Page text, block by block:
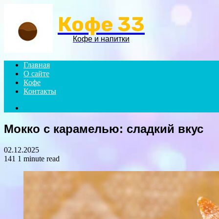
Кофе 33
Кофе и напитки
Главная
О сайте
Кофе
Контакты
Мокко с карамелью: сладкий вкус
02.12.2025
141 1 minute read